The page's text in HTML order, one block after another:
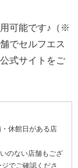
可能です♪（※
でセルフエス
式サイトをご
休館日がある店
のない店舗もござ
でご確認くださ